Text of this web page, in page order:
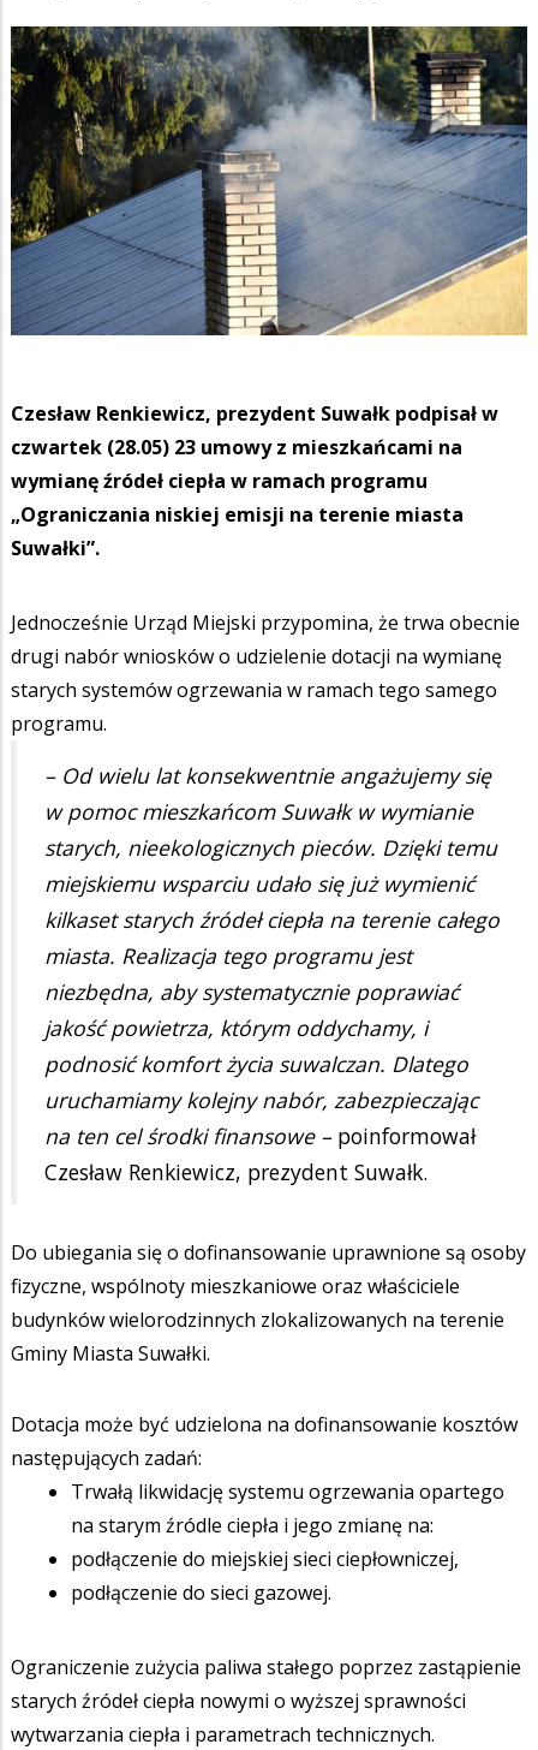
Czesław Renkiewicz, prezydent Suwałk podpisał w
czwartek (28.05) 23 umowy z mieszkańcami na
wymianę źródeł ciepła w ramach programu
„Ograniczania niskiej emisji na terenie miasta
Suwałki”.
Jednocześnie Urząd Miejski przypomina, że trwa obecnie
drugi nabór wniosków o udzielenie dotacji na wymianę
starych systemów ogrzewania w ramach tego samego
programu.
– Od wielu lat konsekwentnie angażujemy się
w pomoc mieszkańcom Suwałk w wymianie
starych, nieekologicznych pieców. Dzięki temu
miejskiemu wsparciu udało się już wymienić
kilkaset starych źródeł ciepła na terenie całego
miasta. Realizacja tego programu jest
niezbędna, aby systematycznie poprawiać
jakość powietrza, którym oddychamy, i
podnosić komfort życia suwalczan. Dlatego
uruchamiamy kolejny nabór, zabezpieczając
na ten cel środki finansowe – poinformował
Czesław Renkiewicz, prezydent Suwałk.
Do ubiegania się o dofinansowanie uprawnione są osoby
fizyczne, wspólnoty mieszkaniowe oraz właściciele
budynków wielorodzinnych zlokalizowanych na terenie
Gminy Miasta Suwałki.
Dotacja może być udzielona na dofinansowanie kosztów
następujących zadań:
Trwałą likwidację systemu ogrzewania opartego
na starym źródle ciepła i jego zmianę na:
podłączenie do miejskiej sieci ciepłowniczej,
podłączenie do sieci gazowej.
Ograniczenie zużycia paliwa stałego poprzez zastąpienie
starych źródeł ciepła nowymi o wyższej sprawności
wytwarzania ciepła i parametrach technicznych.